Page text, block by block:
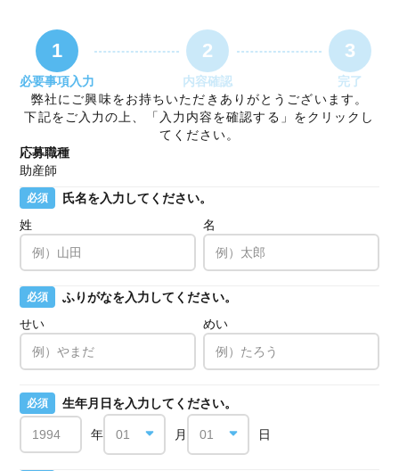
1
必要事項入力
2
内容確認
3
完了
弊社にご興味をお持ちいただきありがとうございます。
下記をご入力の上、「入力内容を確認する」をクリックし
てください。
応募職種
助産師
必須
氏名を入力してください。
姓
名
必須
ふりがなを入力してください。
せい
めい
必須 生年月日を入力してください。
年 月 日